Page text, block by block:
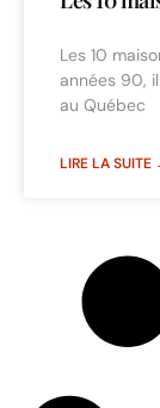
Les 10
années 90,
au Québec
LIRE LA SUITE